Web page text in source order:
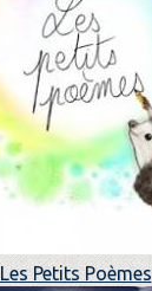
Les Petits Poèmes